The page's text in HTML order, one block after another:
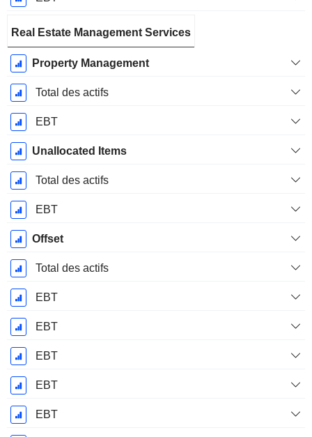
Real Estate Management Services
Property Management
Total des actifs
EBT
Unallocated Items
Total des actifs
EBT
Offset
Total des actifs
EBT
EBT
EBT
EBT
EBT